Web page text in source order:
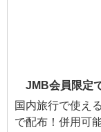
JMB会員限定
国内旅行で使え
で配布！併用可